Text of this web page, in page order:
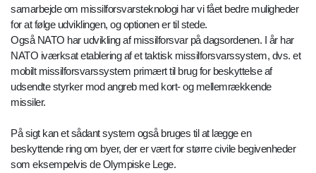
samarbejde om missilforsvarsteknologi har vi fået bedre muligheder
for at følge udviklingen, og optionen er til stede.
Også NATO har udvikling af missilforsvar på dagsordenen. I år har
NATO iværksat etablering af et taktisk missilforsvarssystem, dvs. et
mobilt missilforsvarssystem primært til brug for beskyttelse af
udsendte styrker mod angreb med kort- og mellemrækkende
missiler.
På sigt kan et sådant system også bruges til at lægge en
beskyttende ring om byer, der er vært for større civile begivenheder
som eksempelvis de Olympiske Lege.